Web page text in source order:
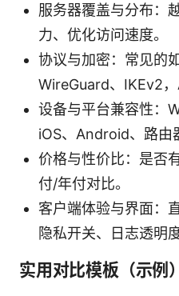
服务器覆盖与分布：
力、优化访问速度。
协议与加密：常见的
WireGuard、IKEv2，
设备与平台兼容性：
iOS、Android、路由
价格与性价比：是否
付/年付对比。
客户端体验与界面：
隐私开关、日志透明度
实用对比模板（示例）